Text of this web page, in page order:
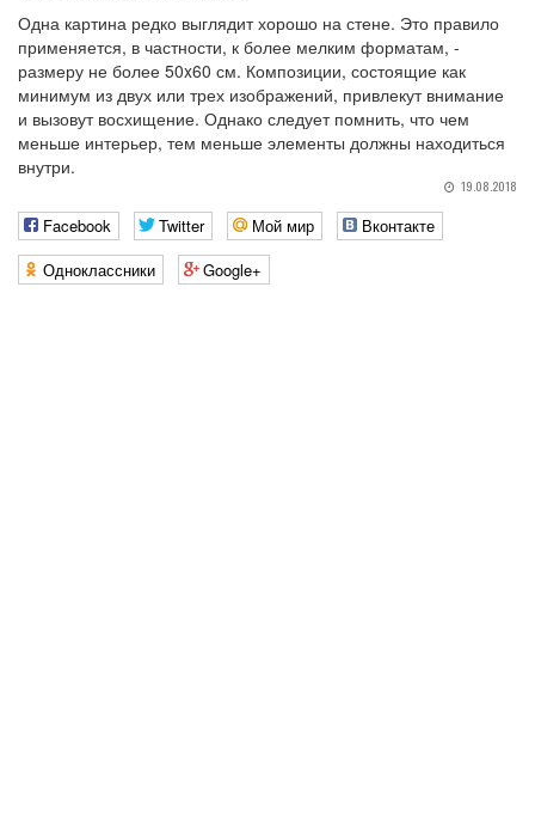
Одна картина редко выглядит хорошо на стене. Это правило
применяется, в частности, к более мелким форматам, -
размеру не более 50x60 см. Композиции, состоящие как
минимум из двух или трех изображений, привлекут внимание
и вызовут восхищение. Однако следует помнить, что чем
меньше интерьер, тем меньше элементы должны находиться
внутри.
19.08.2018
Facebook Twitter Мой мир
Вконтакте
Одноклассники
Google+